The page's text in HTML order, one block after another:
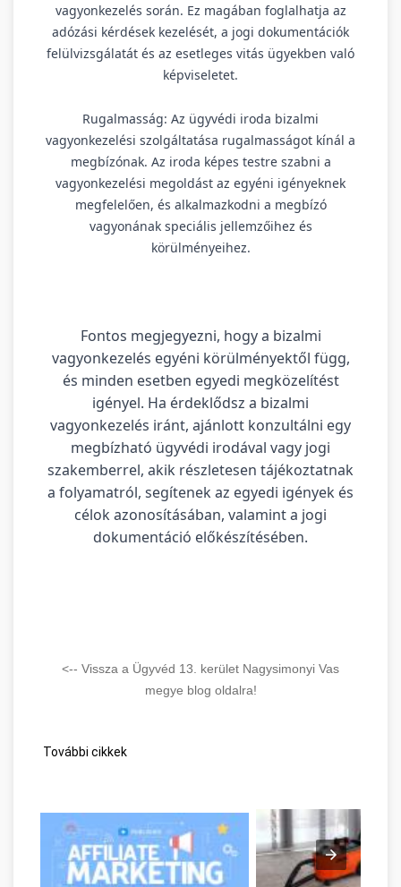
vagyonkezelés során. Ez magában foglalhatja az
adózási kérdések kezelését, a jogi dokumentációk
felülvizsgálatát és az esetleges vitás ügyekben való
képviseletet.
Rugalmasság: Az ügyvédi iroda bizalmi
vagyonkezelési szolgáltatása rugalmasságot kínál a
megbízónak. Az iroda képes testre szabni a
vagyonkezelési megoldást az egyéni igényeknek
megfelelően, és alkalmazkodni a megbízó
vagyonának speciális jellemzőihez és
körülményeihez.
Fontos megjegyezni, hogy a bizalmi
vagyonkezelés egyéni körülményektől függ,
és minden esetben egyedi megközelítést
igényel. Ha érdeklődsz a bizalmi
vagyonkezelés iránt, ajánlott konzultálni egy
megbízható ügyvédi irodával vagy jogi
szakemberrel, akik részletesen tájékoztatnak
a folyamatról, segítenek az egyedi igények és
célok azonosításában, valamint a jogi
dokumentáció előkészítésében.
<-- Vissza a Ügyvéd 13. kerület Nagysimonyi Vas
megye blog oldalra!
További cikkek